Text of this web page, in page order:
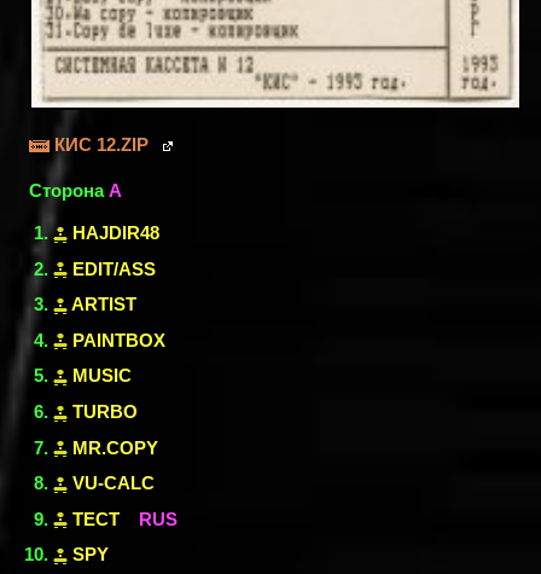
КИС 12.ZIP
СторонаA
HAJDIR48
EDIT/ASS
ARTIST
PAINTBOX
MUSIC
TURBO
MR.COPY
VU-CALC
ТЕСТ
RUS
SPY